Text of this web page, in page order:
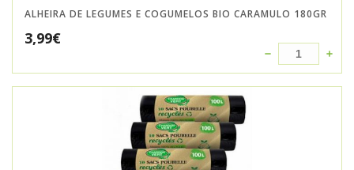
ALHEIRA DE LEGUMES E COGUMELOS BIO CARAMULO 180GR
3,99€